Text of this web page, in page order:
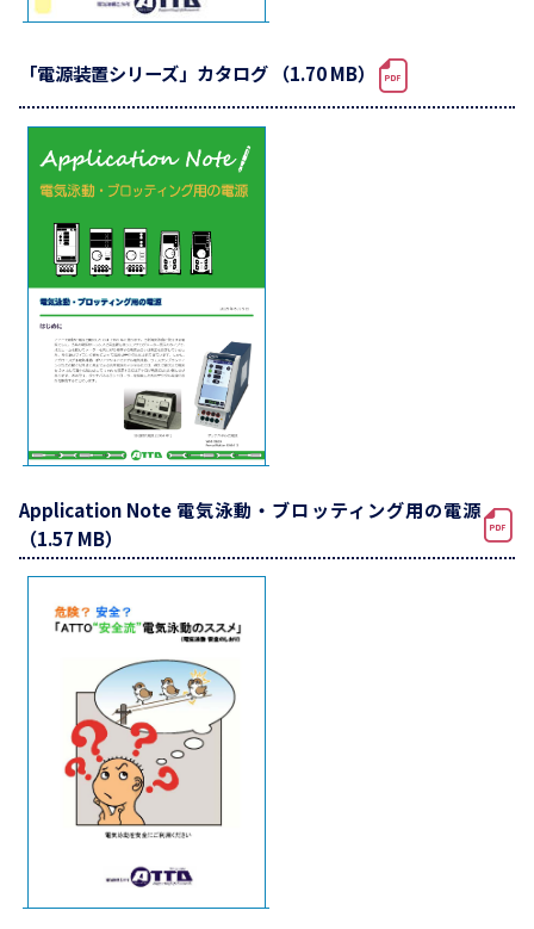
「電源装置シリーズ」カタログ （1.70 MB）
Application Note 電気泳動・ブロッティング用の電源
（1.57 MB）